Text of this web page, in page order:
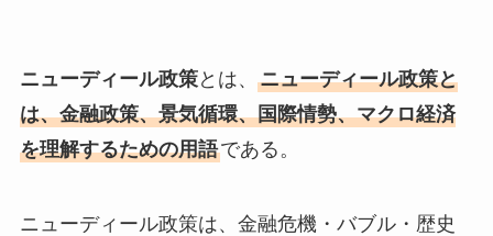
ニューディール政策とは、 ニューディール政策と
は、金融政策、景気循環、国際情勢、マクロ経済
を理解するための用語である。
ニューディール政策は、金融危機・バブル・歴史